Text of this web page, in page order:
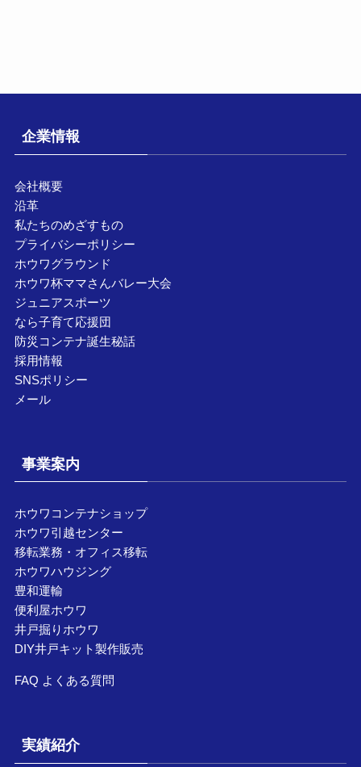
企業情報
会社概要
沿革
私たちのめざすもの
プライバシーポリシー
ホウワグラウンド
ホウワ杯ママさんバレー大会
ジュニアスポーツ
なら子育て応援団
防災コンテナ誕生秘話
採用情報
SNSポリシー
メール
事業案内
ホウワコンテナショップ
ホウワ引越センター
移転業務・オフィス移転
ホウワハウジング
豊和運輸
便利屋ホウワ
井戸掘りホウワ
DIY井戸キット製作販売
FAQ よくある質問
実績紹介